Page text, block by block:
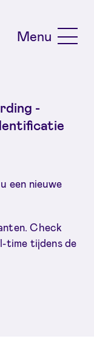
Menu
-
een nieuwe
Check
time tijdens de